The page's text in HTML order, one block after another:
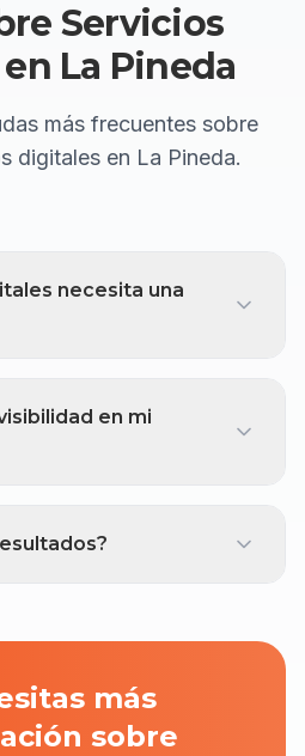
Servicios
La Pineda
más frecuentes sobre
digitales en La Pineda.
necesita una
en mi
más
sobre